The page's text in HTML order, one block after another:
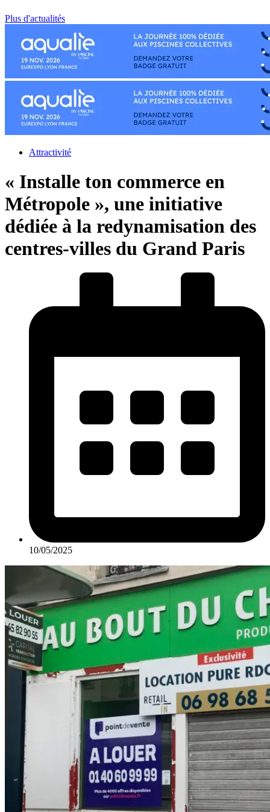
Plus d'actualités
Attractivité
« Installe ton commerce en
Métropole », une initiative
dédiée à la redynamisation des
centres-villes du Grand Paris
10/05/2025